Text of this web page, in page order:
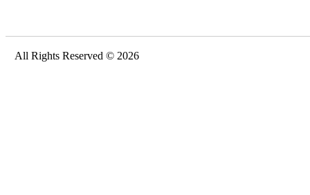
All Rights Reserved © 2026